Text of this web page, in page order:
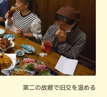
第二の故郷で旧交を温める